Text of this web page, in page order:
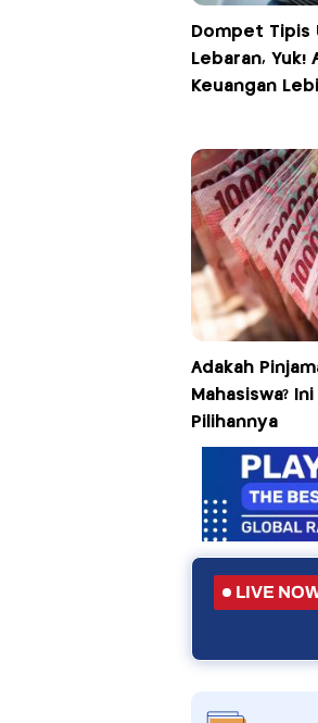
Dompet Tipis
Lebaran, Yuk!
Keuangan
Adakah
Mahasiswa?
Pilihannya
LIVE